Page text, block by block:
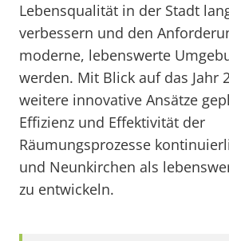
Lebensqualität in der Stadt
verbessern und den
moderne, lebenswerte
werden. Mit Blick auf das Jahr
weitere innovative Ansätze
Effizienz und Effektivität der
Räumungsprozesse
und Neunkirchen als
zu entwickeln.